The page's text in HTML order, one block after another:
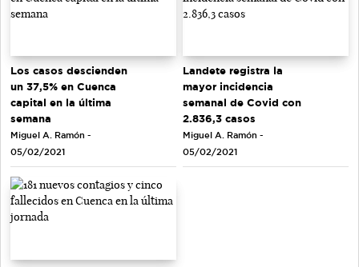
Los casos descienden
un 37,5% en Cuenca
capital en la última
semana
Miguel A. Ramón -
05/02/2021
Landete registra la
mayor incidencia
semanal de Covid con
2.836,3 casos
Miguel A. Ramón -
05/02/2021